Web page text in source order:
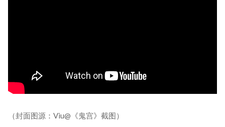
（封面图源：Viu@《鬼宫》截图）